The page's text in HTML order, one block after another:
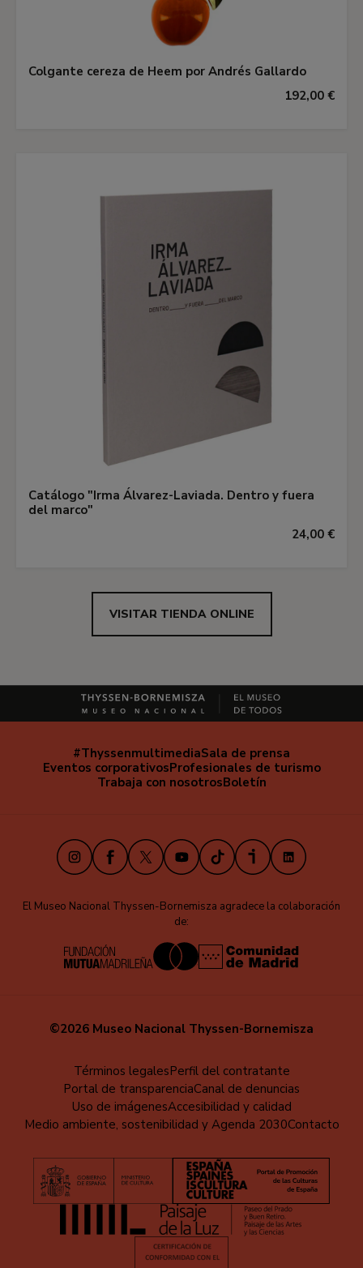
Colgante cereza de Heem por Andrés Gallardo
192,00 €
Catálogo "Irma Álvarez-Laviada. Dentro y fuera
del marco"
24,00 €
VISITAR TIENDA ONLINE
Navegación
secundaria
#ThyssenmultimediaSala de prensa
Eventos corporativosProfesionales de turismo
Trabaja con nosotrosBoletín
InstagramFacebook
X YoutubeTikTokiVooxLinkedIn
El Museo Nacional Thyssen-Bornemisza agradece la colaboración
de:
©2026 Museo Nacional Thyssen-Bornemisza
pie
Términos legalesPerfil del contratante
Portal de transparenciaCanal de denuncias
Uso de imágenesAccesibilidad y calidad
Medio ambiente, sostenibilidad y Agenda 2030Contacto